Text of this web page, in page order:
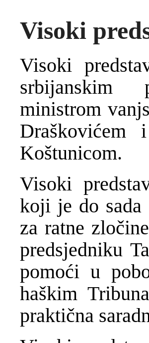
Visoki
Visoki
srbijanskim
ministrom
Draškovićem
Koštunicom.
Visoki
koji je do sada
za ratne
predsjedniku
pomoći u
haškim
praktična